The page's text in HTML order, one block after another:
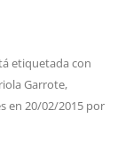
etiquetada con
Garrote,
en 20/02/2015 por